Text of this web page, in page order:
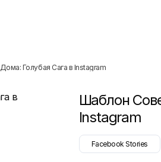
Голубая Сага в Instagram
Шаблон
Instagram
Facebook Stories